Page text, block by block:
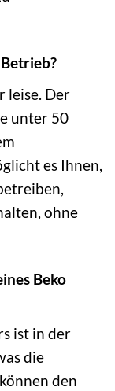
leise. Der
unter 50
es Ihnen,
ohne
Beko
ist in der
die
den